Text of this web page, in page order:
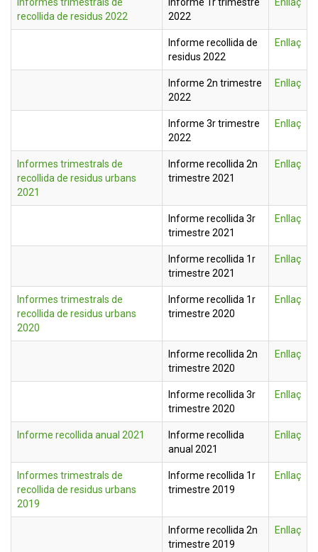
recollida de residus 2022
2022
Informe recollida de
residus 2022
Enllaç
Informe 2n trimestre
2022
Enllaç
Informe 3r trimestre
2022
Enllaç
Informes trimestrals de
recollida de residus urbans
2021
Informe recollida 2n
trimestre 2021
Enllaç
Informe recollida 3r
trimestre 2021
Enllaç
Informe recollida 1r
trimestre 2021
Enllaç
Informes trimestrals de
recollida de residus urbans
2020
Informe recollida 1r
trimestre 2020
Enllaç
Informe recollida 2n
trimestre 2020
Enllaç
Informe recollida 3r
trimestre 2020
Enllaç
Informe recollida anual 2021
Informe recollida
anual 2021
Enllaç
Informes trimestrals de
recollida de residus urbans
2019
Informe recollida 1r
trimestre 2019
Enllaç
Informe recollida 2n
trimestre 2019
Enllaç